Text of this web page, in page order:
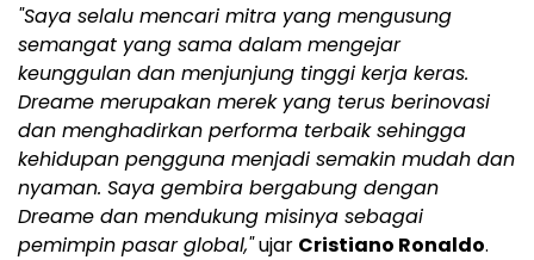
"Saya selalu mencari mitra yang mengusung
semangat yang sama dalam mengejar
keunggulan dan menjunjung tinggi kerja keras.
Dreame merupakan merek yang terus berinovasi
dan menghadirkan performa terbaik sehingga
kehidupan pengguna menjadi semakin mudah dan
nyaman. Saya gembira bergabung dengan
Dreame dan mendukung misinya sebagai
pemimpin pasar global,"ujar Cristiano Ronaldo.